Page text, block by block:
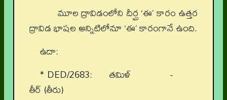
మూల ద్రావిడంలోని దీర్ఘ ‘ఈ’ కారం ఉత్తర
ద్రావిడ భాషల అన్నిటిలోనూ ‘ఈ’ కారంగానే ఉంది.
ఉదా:
* DED/2683: తమిళ్ -
తీర్ (తీరు)